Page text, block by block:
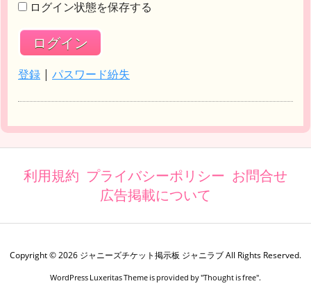
ログイン状態を保存する
登録 | パスワード紛失
利用規約 プライバシーポリシー お問合せ
広告掲載について
Copyright ©2026 ジャニーズチケット掲示板 ジャニラブAll Rights Reserved.
WordPress Luxeritas Theme is provided by "Thought is free".